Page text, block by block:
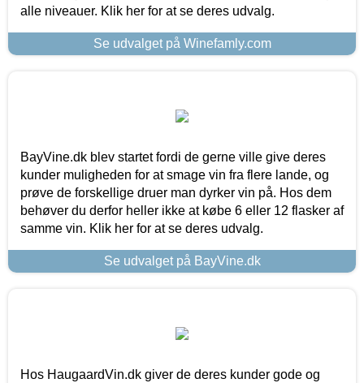
alle niveauer. Klik her for at se deres udvalg.
Se udvalget på Winefamly.com
BayVine.dk blev startet fordi de gerne ville give deres
kunder muligheden for at smage vin fra flere lande, og
prøve de forskellige druer man dyrker vin på. Hos dem
behøver du derfor heller ikke at købe 6 eller 12 flasker af
samme vin. Klik her for at se deres udvalg.
Se udvalget på BayVine.dk
Hos HaugaardVin.dk giver de deres kunder gode og